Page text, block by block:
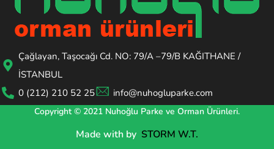
Çağlayan, Taşocağı Cd. NO: 79/A –79/B KAĞITHANE /
İSTANBUL
0 (212) 210 52 25
info@nuhogluparke.com
Made with by STORM W.T.
Copyright © 2021 Nuhoğlu Parke ve Orman Ürünleri.